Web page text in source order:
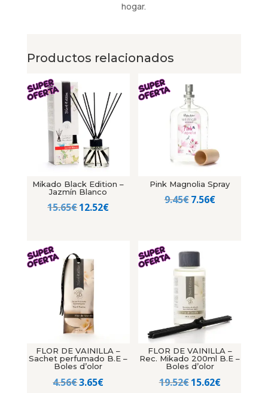
hogar.
Productos relacionados
Mikado Black Edition –
Jazmín Blanco
15.65€El
era:
15.65€.
12.52€El
12.52€.
Pink Magnolia Spray
9.45€El
9.45€.
7.56€El
FLOR DE VAINILLA –
Sachet perfumado B.E –
Boles d’olor
4.56€El
3.65€El
FLOR DE VAINILLA –
Rec. Mikado 200ml B.E –
Boles d’olor
19.52€El
15.62€El